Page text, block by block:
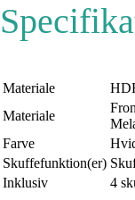
Materiale
Materiale
Farve
Skuffefunktion(er)
Inklusiv
4